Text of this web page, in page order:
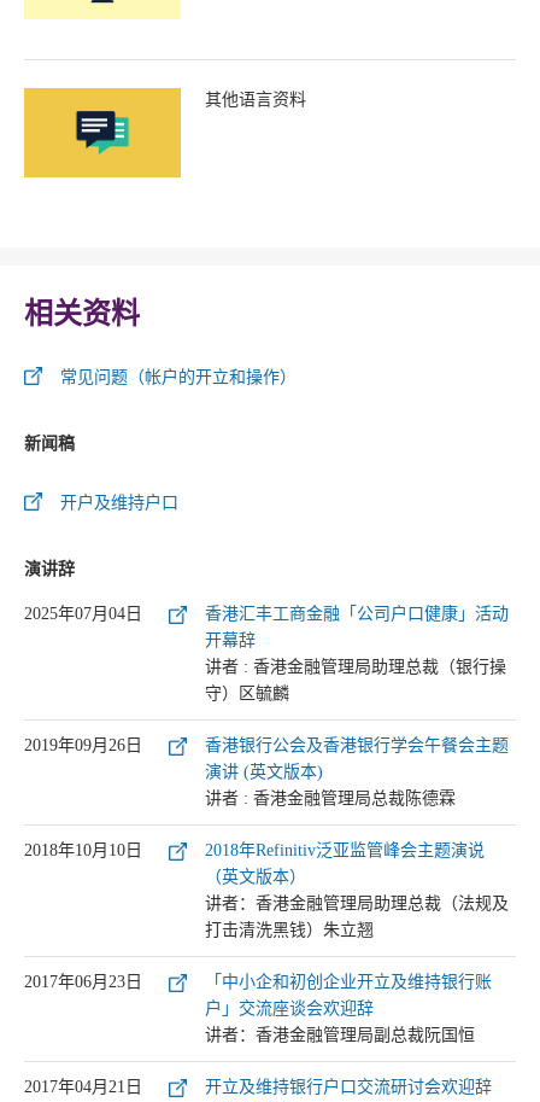
其他语言资料
相关资料
常见问题（帐户的开立和操作）
新闻稿
开户及维持户口
演讲辞
2025年07月04日
香港汇丰工商金融「公司户口健康」活动
开幕辞
讲者 : 香港金融管理局助理总裁（银行操
守）区毓麟
2019年09月26日
香港银行公会及香港银行学会午餐会主题
演讲 (英文版本)
讲者 : 香港金融管理局总裁陈德霖
2018年10月10日
2018年Refinitiv泛亚监管峰会主题演说
（英文版本）
讲者：香港金融管理局助理总裁（法规及
打击清洗黑钱）朱立翘
2017年06月23日
「中小企和初创企业开立及维持银行账
户」交流座谈会欢迎辞
讲者：香港金融管理局副总裁阮国恒
2017年04月21日
开立及维持银行户口交流研讨会欢迎辞